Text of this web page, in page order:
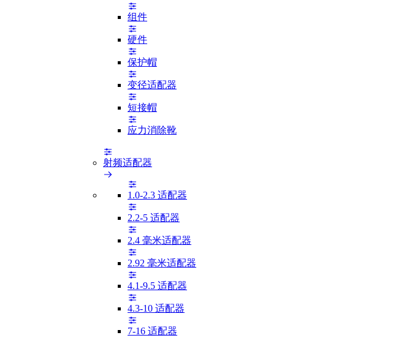
组件
硬件
保护帽
变径适配器
短接帽
应力消除靴
射频适配器
1.0-2.3 适配器
2.2-5 适配器
2.4 毫米适配器
2.92 毫米适配器
4.1-9.5 适配器
4.3-10 适配器
7-16 适配器